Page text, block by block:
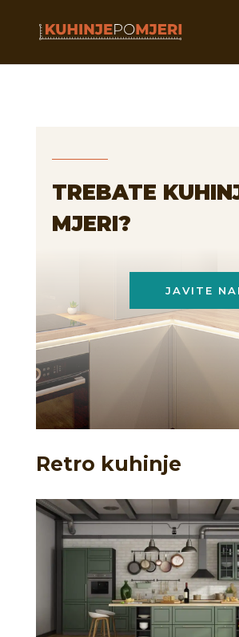
TREBATE
MJERI?
JAVITE
Retro kuhinje